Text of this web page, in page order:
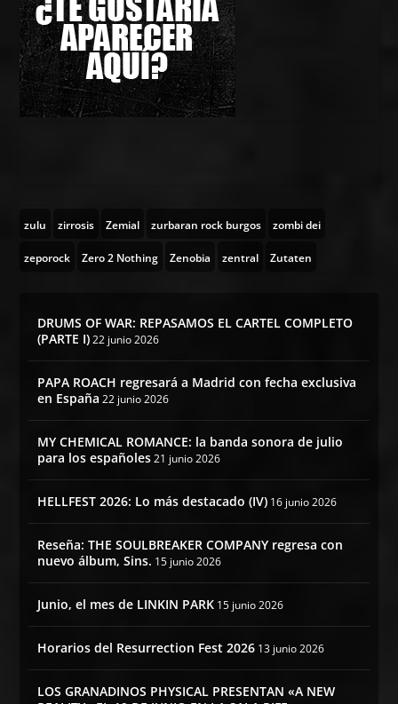
zulu zirrosis Zemial zurbaran rock burgos zombi dei
zeporock Zero 2 Nothing Zenobia zentral Zutaten
DRUMS OF WAR: REPASAMOS EL CARTEL COMPLETO
(PARTE I) 22 junio 2026
PAPA ROACH regresará a Madrid con fecha exclusiva
en España 22 junio 2026
MY CHEMICAL ROMANCE: la banda sonora de julio
para los españoles 21 junio 2026
HELLFEST 2026: Lo más destacado (IV) 16 junio 2026
Reseña: THE SOULBREAKER COMPANY regresa con
nuevo álbum, Sins. 15 junio 2026
Junio, el mes de LINKIN PARK 15 junio 2026
Horarios del Resurrection Fest 2026 13 junio 2026
LOS GRANADINOS PHYSICAL PRESENTAN «A NEW